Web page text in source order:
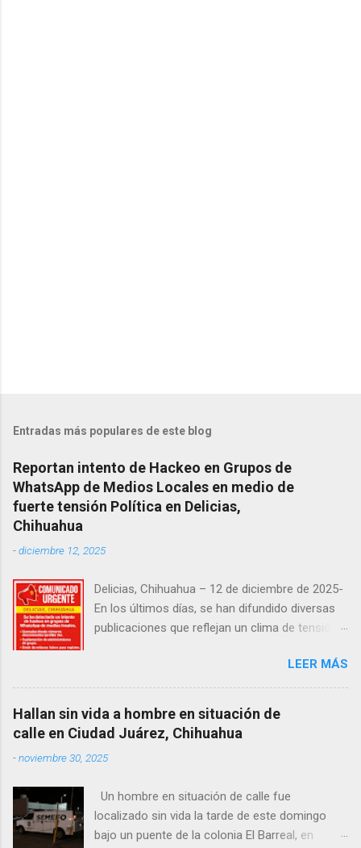
Entradas más populares de este blog
Reportan intento de Hackeo en Grupos de
WhatsApp de Medios Locales en medio de
fuerte tensión Política en Delicias,
Chihuahua
-diciembre 12, 2025
Delicias, Chihuahua – 12 de diciembre de 2025-
En los últimos días, se han difundido diversas
publicaciones que reflejan un clima de tensión
señalamientos sobre presuntas irregularidades
atribuidas a elementos de la Fiscalía General de
la República, así como manifestaciones de
agricultores en rechazo a la Ley de Agua. Ayer,
durante una posada organizada por la
senadora Andrea Chávez, se registraron
imágenes de la legisladora y del senador Adán
Augusto López, acompañadas de mensajes de
inconformidad. En este contexto de alta
LEER MÁS
Hallan sin vida a hombre en situación de
calle en Ciudad Juárez, Chihuahua
-noviembre 30, 2025
Un hombre en situación de calle fue
localizado sin vida la tarde de este domingo
bajo un puente de la colonia El Barreal, en